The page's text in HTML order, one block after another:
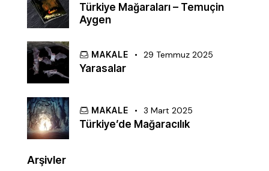
Türkiye Mağaraları – Temuçin
Aygen
MAKALE 29 Temmuz 2025
Yarasalar
MAKALE 3 Mart 2025
Türkiye’de Mağaracılık
Arşivler